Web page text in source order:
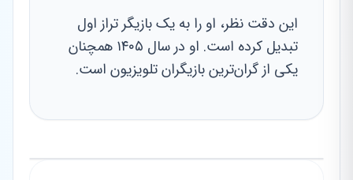
این دقت نظر، او را به یک بازیگر تراز اول
تبدیل کرده است. او در سال ۱۴۰۵ همچنان
یکی از گران‌ترین بازیگران تلویزیون است.